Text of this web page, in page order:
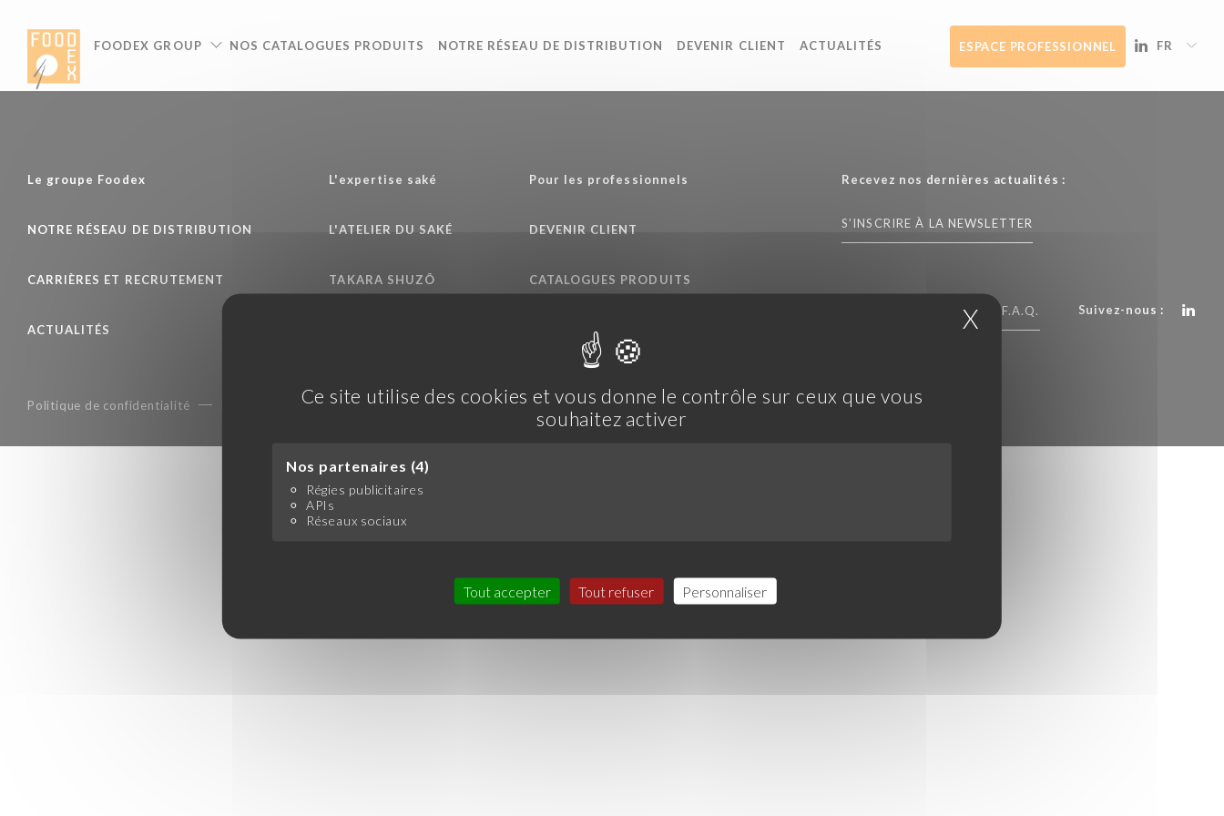
Ce site utilise des cookies et vous donne le contrôle sur ceux que vous
souhaitez activer
Nos partenaires (4)
Régies publicitaires
APIs
Réseaux sociaux
Tout accepter Tout refuser Personnaliser
X Masquer le bandeau
FOODEX GROUP NOS CATALOGUES PRODUITS NOTRE RÉSEAU DE DISTRIBUTION DEVENIR CLIENT ACTUALITÉS ESPACE PROFESSIONNEL FR
Le groupe Foodex
NOTRE RÉSEAU DE DISTRIBUTION
CARRIÈRES ET RECRUTEMENT
ACTUALITÉS
L'expertise saké
L'ATELIER DU SAKÉ
TAKARA SHUZÔ
Pour les professionnels
DEVENIR CLIENT
CATALOGUES PRODUITS
ENGAGEMENTS QUALITÉ
Recevez nos dernières actualités :
S’INSCRIRE À LA NEWSLETTER
CONTACTEZ NOUS F.A.Q. Suivez-nous :
Politique de confidentialité Mentions légales Conditions générales d'utilisation